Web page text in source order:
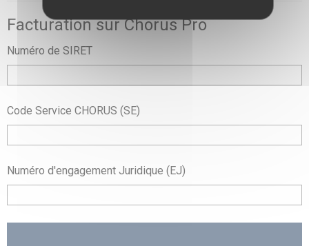
Facturation sur Chorus Pro
Numéro de SIRET
Code Service CHORUS (SE)
Numéro d'engagement Juridique (EJ)